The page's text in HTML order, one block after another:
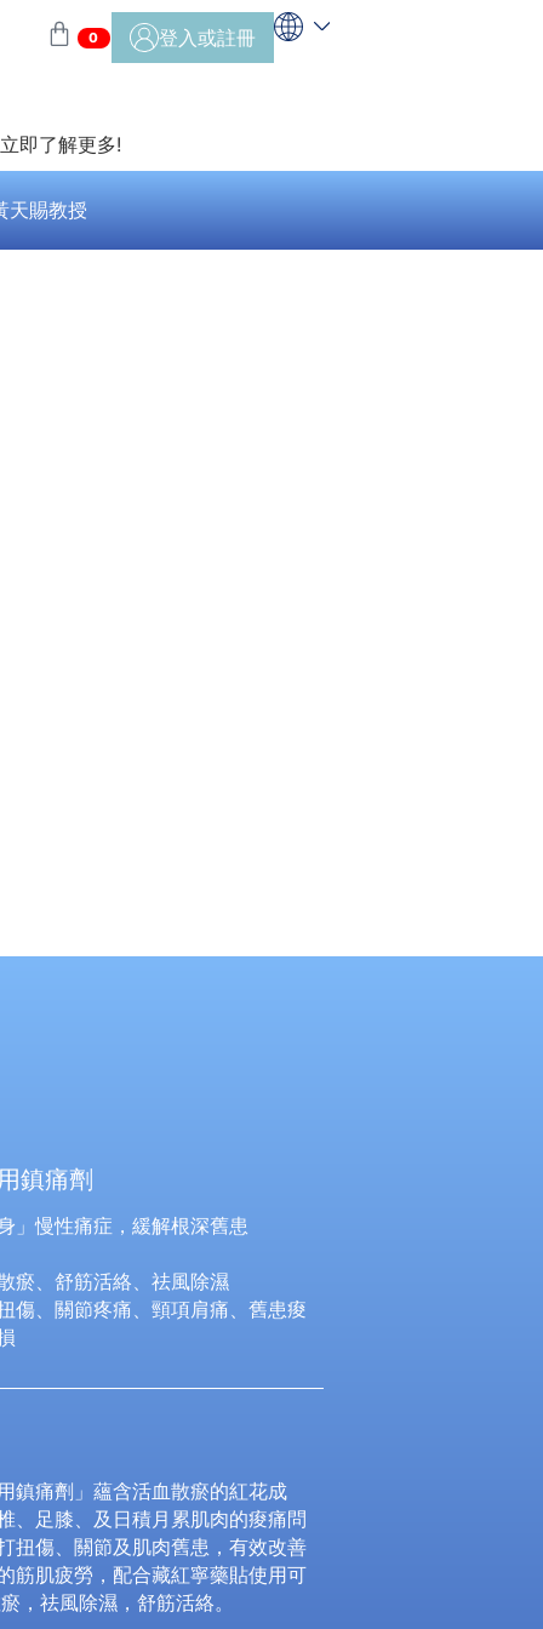
0 登入或註冊
即了解更多!
天賜教授
鎮痛劑
」慢性痛症，緩解根深舊患
瘀、舒筋活絡、祛風除濕
傷、關節疼痛、頸項肩痛、舊患痠
鎮痛劑」蘊含活血散瘀的紅花成
、足膝、及日積月累肌肉的痠痛問
扭傷、關節及肌肉舊患，有效改善
筋肌疲勞，配合藏紅寧藥貼使用可
，祛風除濕，舒筋活絡。